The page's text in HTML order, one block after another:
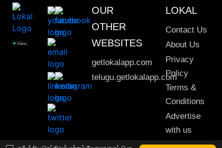
OUR
OTHER
WEBSITES
getlokalapp.com
telugu.getlokalapp.com
LOKAL
Contact Us
About Us
Privacy
Policy
Terms &
Conditions
Advertise
with us
Sitemap